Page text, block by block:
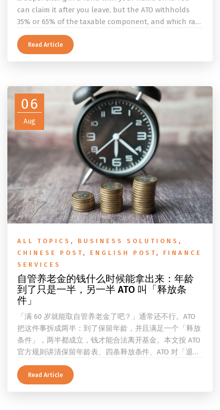
can claim it after you leave, but the ATO withholds
35% or 65% of the taxable component, and which rate
applies depends on whether you ever held a working
holiday maker visa. This guide covers the eligibility
Read Article
06
Aug
ALL TOPICS , BUSINESS SOLUTIONS ,
CHINESE POST , ENGLISH POST , FINANCE
SERVICES
自管养老金的钱什么时候能拿出来：年龄
到了只是一半，另一半 ATO 叫「释放条
件」
「满 60 岁就能取自管养老金了吧？」通常还不行。ATO
把这件事拆成两半：到了保留年龄，并且满足一个「释放
条件」，两半都成立，钱才能合法离开基金。本文按 ATO
官方规则讲清保留年龄表、四条释放条件、ATO 对「退
休」的两档定义、一次性提取与养老金流的差别、60 岁
及以上的预扣税率，以及提前取钱在成员端与受托人端各
自的后果。
Read Article